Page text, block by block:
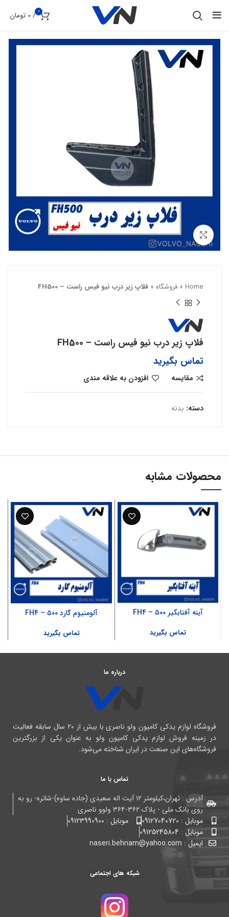
0
/
0 تومان
بزرگنمایی تصویر
Home
» فروشگاه » فلاپ زیر درب نیو فیس راست – FH500
فلاپ زیر درب نیو فیس راست – FH500
تماس بگیرید
مقایسه افزودن به علاقه مندی
دسته: بدنه
محصولات مشابه
آینه آفتابگیر ۵۰۰ – FH4
تماس بگیرید
آلومنیوم گارد ۵۰۰ – FH4
تماس بگیرید
درباره ما
فروشگاه لوازم یدکی کامیون ولو ناصری با بیش از ۲۰ سال سابقه فعالیت
در زمینه فروش لوازم یدکی کامیون ولو به عنوان یکی از بزرگترین
فروشگاه‌های این صنعت در ایران شناخته می‌شود.
تماس با ما
آدرس : تهران،کیلومتر ۱۲ آیت اله سعیدی (جاده ساوه)-شاتره- رو به
روی بانک ملی - پلاک ۳۶۲-۳۶۴ ولوو ناصری
موبایل : 09127040720
موبایل : 09123990900
موبایل : 09125245804
ایمیل : naseri.behnam@yahoo.com
شبکه های اجتماعی